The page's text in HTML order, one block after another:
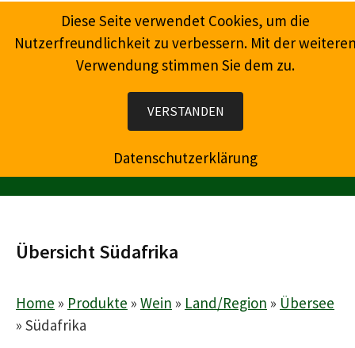
Inhalt
Wein, Champagner, Prosecco, Feinkost, Präsente
Übersicht Südafrika
Home » Produkte » Wein » Land/Region » Übersee
» Südafrika
Diese Seite verwendet Cookies, um die
Nutzerfreundlichkeit zu verbessern. Mit der
Verwendung stimmen Sie dem zu.
VERSTANDEN
Datenschutzerklärung